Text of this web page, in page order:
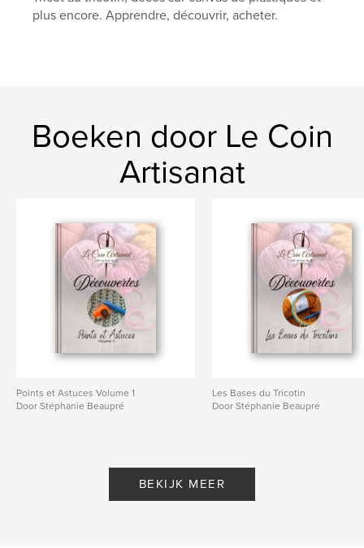
plus encore. Apprendre, découvrir, acheter.
Boeken door Le Coin
Artisanat
Points et Astuces Volume 1
Door Stéphanie Beaupré
Les Bases du Tricotin
Door Stéphanie Beaupré
BEKIJK MEER